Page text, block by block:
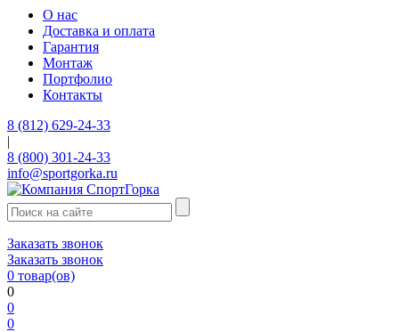
О нас
Доставка и оплата
Гарантия
Монтаж
Портфолио
Контакты
8 (812) 629-24-33
|
8 (800) 301-24-33
info@sportgorka.ru
Заказать звонок
Заказать звонок
0 товар(ов)
0
0
0